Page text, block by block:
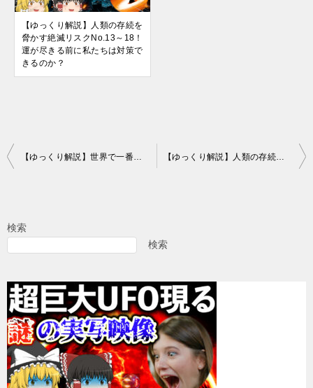
【ゆっくり解説】人類の存続を
脅かす絶滅リスクNo.13～18！
運が尽きる前に私たちは対策で
きるのか？
投
ビ
シ
ョ
ン
【ゆっくり解説】世界で一番謎に満ちた本「ヴォイニッチ手稿」の全貌213ショットをすべて公開！果たして人類がこれを解読できる日は来るのか？ 【ゆっくり解説】人類の存続を脅かす絶滅リスクNo.7～12！現在危険度爆上がり中！
検索
検索